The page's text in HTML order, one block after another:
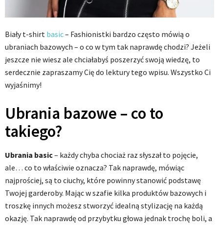
Biały t-shirt basic– Fashionistki bardzo często mówią o
ubraniach bazowych – o co w tym tak naprawdę chodzi? Jeżeli
jeszcze nie wiesz ale chciałabyś poszerzyć swoją wiedzę, to
serdecznie zapraszamy Cię do lektury tego wpisu. Wszystko Ci
wyjaśnimy!
Ubrania bazowe – co to
takiego?
Ubrania basic– każdy chyba chociaż raz słyszał to pojęcie,
ale… co to właściwie oznacza? Tak naprawdę, mówiąc
najprościej, są to ciuchy, które powinny stanowić podstawę
Twojej garderoby. Mając w szafie kilka produktów bazowych i
troszkę innych możesz stworzyć idealną stylizację na każdą
okazję. Tak naprawdę od przybytku głowa jednak trochę boli, a